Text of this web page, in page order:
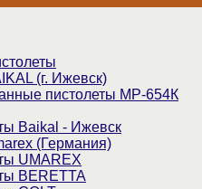
(г. Ижевск)
пистолеты МР-654К
Baikal - Ижевск
(Германия)
UMAREX
BERETTA